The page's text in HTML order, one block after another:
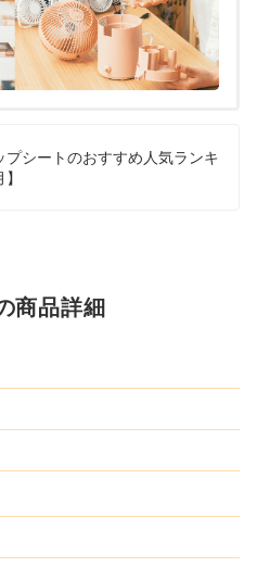
プシートのおすすめ人気ランキ
商品詳細